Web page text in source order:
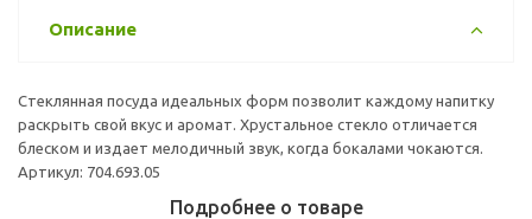
Описание
Стеклянная посуда идеальных форм позволит каждому напитку
раскрыть свой вкус и аромат. Хрустальное стекло отличается
блеском и издает мелодичный звук, когда бокалами чокаются.
Артикул: 704.693.05
Подробнее о товаре